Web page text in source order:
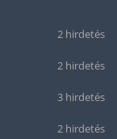
2 hirdetés
2 hirdetés
3 hirdetés
2 hirdetés